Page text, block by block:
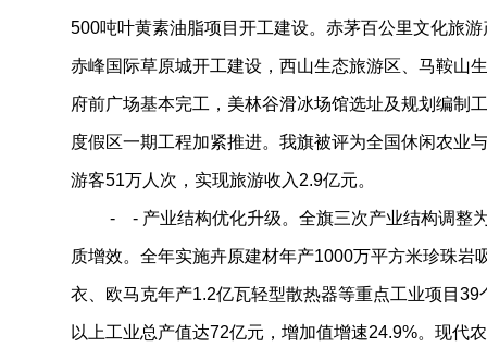
500吨叶黄素油脂项目开工建设。赤茅百公里文化旅
赤峰国际草原城开工建设，西山生态旅游区、马鞍山
府前广场基本完工，美林谷滑冰场馆选址及规划编制
度假区一期工程加紧推进。我旗被评为全国休闲农业
游客51万人次，实现旅游收入2.9亿元。
- - 产业结构优化升级。全旗三次产业结构调整为
质增效。全年实施卉原建材年产1000万平方米珍珠岩
衣、欧马克年产1.2亿瓦轻型散热器等重点工业项目
以上工业总产值达72亿元，增加值增速24.9%。现代